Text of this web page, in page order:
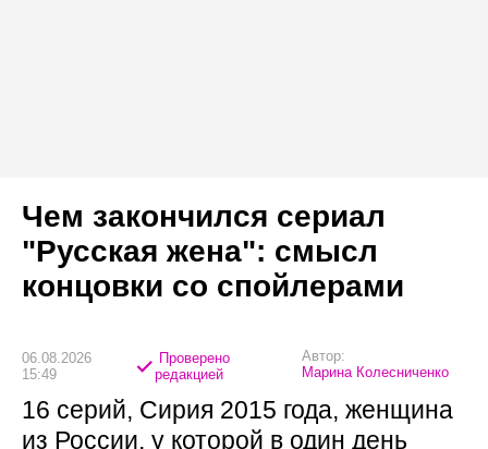
Чем закончился сериал
"Русская жена": смысл
концовки со спойлерами
06.08.2026
15:49
Проверено
редакцией
Автор:
Марина Колесниченко
16 серий, Сирия 2015 года, женщина
из России, у которой в один день